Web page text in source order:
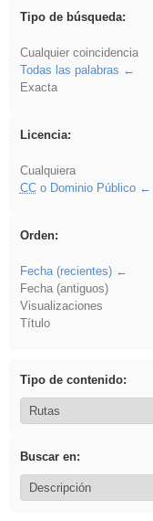
Tipo de búsqueda:
Cualquier coincidencia
Todas las palabras
Exacta
Licencia:
Cualquiera
CCo Dominio Público
Orden:
Fecha (recientes)
Fecha (antiguos)
Visualizaciones
Título
Tipo de contenido:
Buscar en: